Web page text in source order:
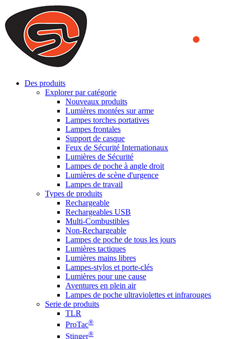
We use cookies to ensure that we provide you the best experience
on our website. By continuing to browse this website, you accept
that cookies are used to help us analyze how the website is used and
to offer you a better experience. To learn more or to find out how
you can disable cookies, you can access our
Des produits
Explorer par catégorie
Nouveaux produits
Lumières montées sur arme
Lampes torches portatives
Lampes frontales
Support de casque
Feux de Sécurité Internationaux
Lumières de Sécurité
Lampes de poche à angle droit
Lumières de scène d'urgence
Lampes de travail
Types de produits
Rechargeable
Rechargeables USB
Multi-Combustibles
Non-Rechargeable
Lampes de poche de tous les jours
Lumières tactiques
Lumières mains libres
Lampes-stylos et porte-clés
Lumières pour une cause
Aventures en plein air
Lampes de poche ultraviolettes et infrarouges
Serie de produits
TLR
ProTac®
Stinger®